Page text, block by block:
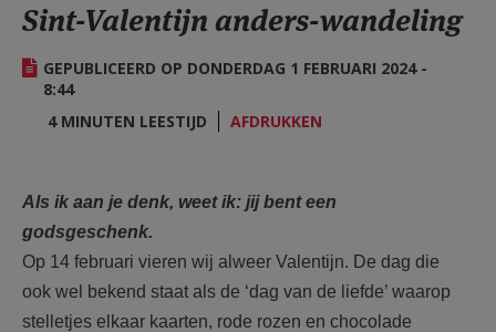
ZOEKEN
HULP
STARTPAGINA PORTAAL
AANMELDEN OF REGISTREREN
Sint-Valentijn anders-wandeling
GEPUBLICEERD OP DONDERDAG 1 FEBRUARI 2024 -
8:44
4 MINUTEN LEESTIJD
AFDRUKKEN
Als ik aan je denk, weet ik: jij bent een
godsgeschenk.
Op 14 februari vieren wij alweer Valentijn. De dag die
ook wel bekend staat als de ‘dag van de liefde’ waarop
stelletjes elkaar kaarten, rode rozen en chocolade